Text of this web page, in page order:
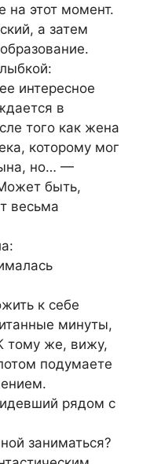
на этот момент.
а затем
интересное
в
того как жена
которому мог
но… —
быть,
весьма
к себе
минуты,
тому же, вижу,
подумаете
рядом с
заниматься?